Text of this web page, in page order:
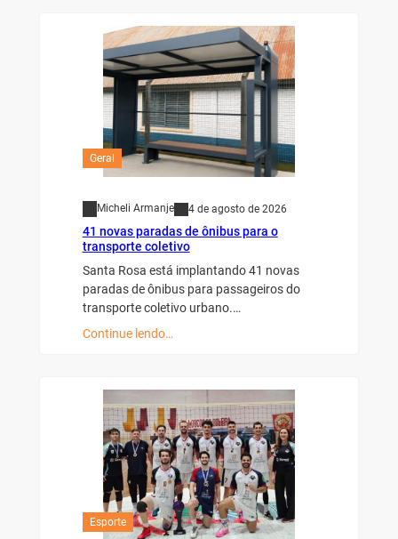
Geral
Micheli Armanje 4 de agosto de 2026
41 novas paradas de ônibus para o
transporte coletivo
Santa Rosa está implantando 41 novas
paradas de ônibus para passageiros do
transporte coletivo urbano.…
Continue lendo…
Esporte